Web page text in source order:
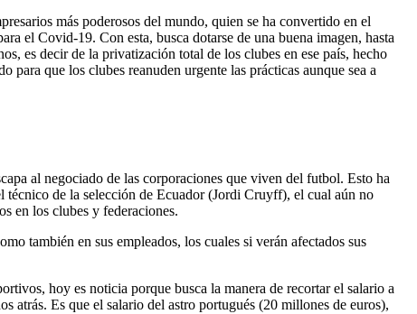
más poderosos del mundo, quien se ha convertido en el
el Covid-19. Con esta, busca dotarse de una buena imagen, hasta
es decir de la privatización total de los clubes en ese país, hecho
que los clubes reanuden urgente las prácticas aunque sea a
al negociado de las corporaciones que viven del futbol. Esto ha
técnico de la selección de Ecuador (Jordi Cruyff), el cual aún no
en los clubes y federaciones.
también en sus empleados, los cuales si verán afectados sus
hoy es noticia porque busca la manera de recortar el salario a
atrás. Es que el salario del astro portugués (20 millones de euros),